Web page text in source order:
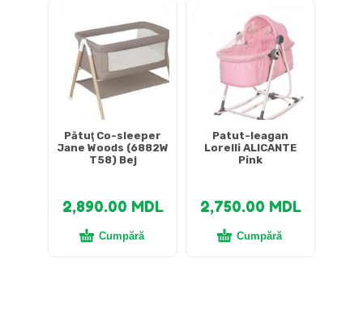
Pătuţ Co-sleeper
Jane Woods (6882W
T58) Bej
2,890.00 MDL
Cumpără
Patut-leagan
Lorelli ALICANTE
Pink
2,750.00 MDL
Cumpără